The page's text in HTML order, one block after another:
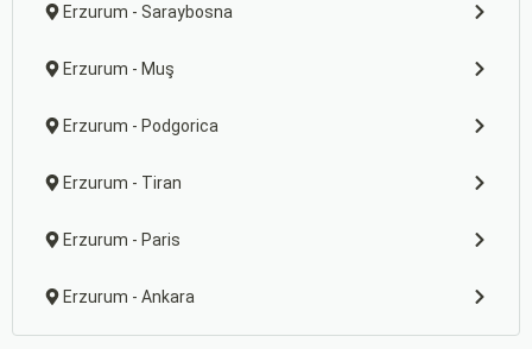
Erzurum - Saraybosna
Erzurum - Muş
Erzurum - Podgorica
Erzurum - Tiran
Erzurum - Paris
Erzurum - Ankara